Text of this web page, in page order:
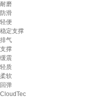
耐磨
防滑
轻便
稳定支撑
排气
支撑
缓震
轻质
柔软
回弹
CloudTec